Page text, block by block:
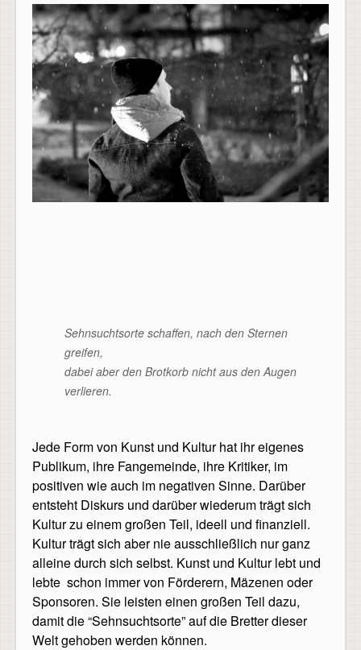
Sehnsuchtsorte schaffen, nach den Sternen
greifen,
dabei aber den Brotkorb nicht aus den Augen
verlieren.
Jede Form von Kunst und Kultur hat ihr eigenes
Publikum, ihre Fangemeinde, ihre Kritiker, im
positiven wie auch im negativen Sinne. Darüber
entsteht Diskurs und darüber wiederum trägt sich
Kultur zu einem großen Teil, ideell und finanziell.
Kultur trägt sich aber nie ausschließlich nur ganz
alleine durch sich selbst. Kunst und Kultur lebt und
lebte schon immer von Förderern, Mäzenen oder
Sponsoren. Sie leisten einen großen Teil dazu,
damit die “Sehnsuchtsorte” auf die Bretter dieser
Welt gehoben werden können.